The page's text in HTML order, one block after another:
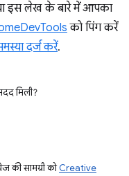
इस लेख के बारे में आपका
को पिंग करें
दर्ज करें.
मिली?
सामग्री कोCreative